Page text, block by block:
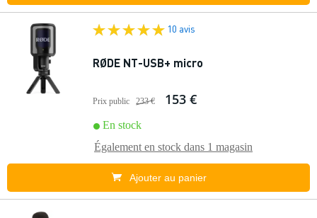
10 avis
RØDE NT-USB+ micro
Prix public 233 € 153 €
En stock
Également en stock dans 1 magasin
Ajouter au panier